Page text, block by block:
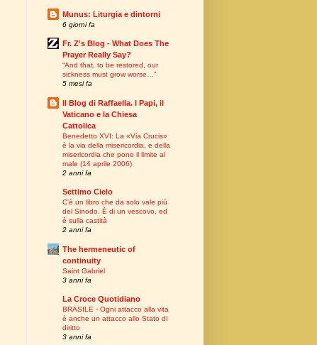
Munus: Liturgia e dintorni
6 giorni fa
Fr. Z's Blog - What Does The
Prayer Really Say?
“And that, to be restored, our
sickness must grow worse…”
5 mesi fa
Il Blog di Raffaella. I Papi, il
Vaticano e la Chiesa
Cattolica
Benedetto XVI: La «Via Crucis»
è la via della misericordia, e della
misericordia che pone il limite al
male (14 aprile 2006)
2 anni fa
Settimo Cielo
C’è un libro che da solo vale più
del Sinodo. È di un vescovo, ed
è sulla castità
2 anni fa
The hermeneutic of
continuity
Saint Gabriel
3 anni fa
La Croce Quotidiano
BRASILE - Ogni attacco alla vita
è anche un attacco allo Stato di
diritto
3 anni fa